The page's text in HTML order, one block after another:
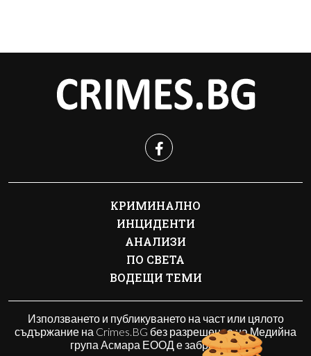
КРИМИНАЛНО
ИНЦИДЕНТИ
АНАЛИЗИ
ПО СВЕТА
ВОДЕЩИ ТЕМИ
Използването и публикуването на част или цялото
съдържание на Crimes.BG без разрешение на Медийна
група Асмара ЕООД е забранено.